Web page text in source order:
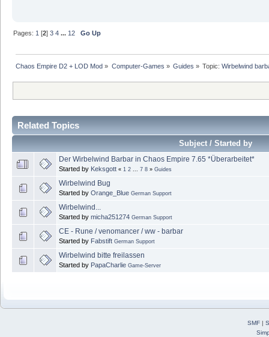
Pages: 1 [2]3 4 ... 12 Go Up
Chaos Empire D2 + LOD Mod » Computer-Games » Guides » Topic:Wirbelwind
Related Topics
Subject / Started by
Der Wirbelwind Barbar in Chaos Empire 7.65 *Überarbeitet*
Started by Keksgott « 1 2 ... 7 8 » Guides
Wirbelwind Bug
Started by Orange_Blue German Support
Wirbelwind...
Started by micha251274 German Support
CE - Rune / venomancer / ww - barbar
Started by Fabstift German Support
Wirbelwind bitte freilassen
Started by PapaCharlie Game-Server
SMF|